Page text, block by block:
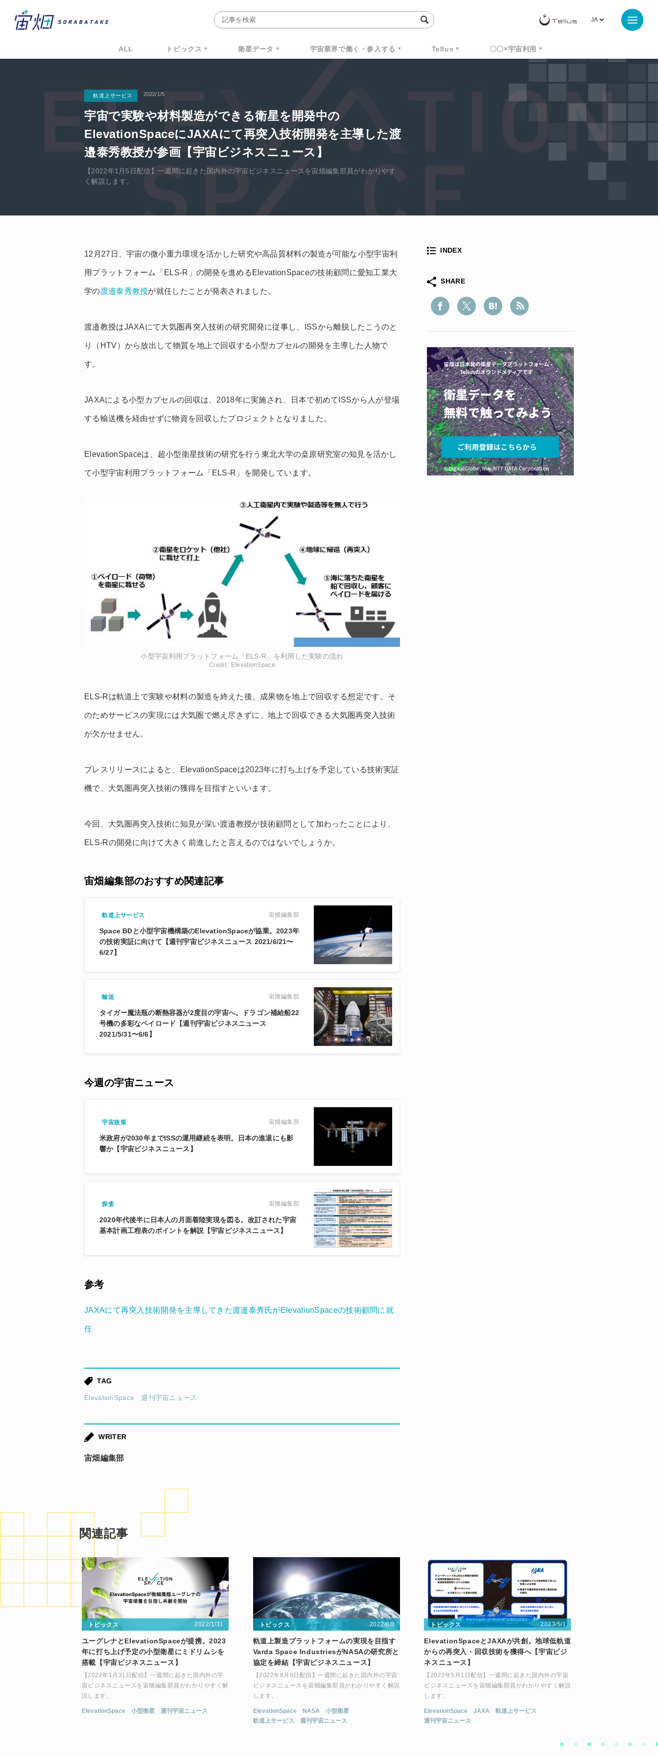
ALL トピックス 衛星データ 宇宙業界で働く・参入する Tellus 〇〇×宇宙利用
軌道上サービス 2022/1/5
宇宙で実験や材料製造ができる衛星を開発中の
ElevationSpaceにJAXAにて再突入技術開発を主導した渡
邉泰秀教授が参画【宇宙ビジネスニュース】
【2022年1月5日配信】一週間に起きた国内外の宇宙ビジネスニュースを宙畑編集部員がわかりやす
く解説します。
12月27日、宇宙の微小重力環境を活かした研究や高品質材料の製造が可能な小型宇宙利
用プラットフォーム「ELS-R」の開発を進めるElevationSpaceの技術顧問に愛知工業大
学の渡邉泰秀教授が就任したことが発表されました。
渡邉教授はJAXAにて大気圏再突入技術の研究開発に従事し、ISSから離脱したこうのと
り（HTV）から放出して物質を地上で回収する小型カプセルの開発を主導した人物で
す。
JAXAによる小型カプセルの回収は、2018年に実施され、日本で初めてISSから人が登場
する輸送機を経由せずに物資を回収したプロジェクトとなりました。
ElevationSpaceは、超小型衛星技術の研究を行う東北大学の桒原研究室の知見を活かし
て小型宇宙利用プラットフォーム「ELS-R」を開発しています。
小型宇宙利用プラットフォーム「ELS-R」を利用した実験の流れ
Credit : ElevationSpace
ELS-Rは軌道上で実験や材料の製造を終えた後、成果物を地上で回収する想定です。そ
のためサービスの実現には大気圏で燃え尽きずに、地上で回収できる大気圏再突入技術
が欠かせません。
プレスリリースによると、ElevationSpaceは2023年に打ち上げを予定している技術実証
機で、大気圏再突入技術の獲得を目指すといいます。
今回、大気圏再突入技術に知見が深い渡邉教授が技術顧問として加わったことにより、
ELS-Rの開発に向けて大きく前進したと言えるのではないでしょうか。
宙畑編集部のおすすめ関連記事
軌道上サービス 宙畑編集部
Space BDと小型宇宙機構築のElevationSpaceが協業。2023年
の技術実証に向けて【週刊宇宙ビジネスニュース 2021/6/21〜
6/27】
輸送 宙畑編集部
タイガー魔法瓶の断熱容器が2度目の宇宙へ。ドラゴン補給船22
号機の多彩なペイロード【週刊宇宙ビジネスニュース
2021/5/31〜6/6】
今週の宇宙ニュース
宇宙政策 宙畑編集部
米政府が2030年までISSの運用継続を表明。日本の進退にも影
響か【宇宙ビジネスニュース】
探査 宙畑編集部
2020年代後半に日本人の月面着陸実現を図る。改訂された宇宙
基本計画工程表のポイントを解説【宇宙ビジネスニュース】
参考
JAXAにて再突入技術開発を主導してきた渡邉泰秀氏がElevationSpaceの技術顧問に就
任
TAG
ElevationSpace 週刊宇宙ニュース
WRITER
宙畑編集部
INDEX
SHARE
関連記事
トピックス 2022/1/31
ユーグレナとElevationSpaceが提携。2023
年に打ち上げ予定の小型衛星にミドリムシを
搭載【宇宙ビジネスニュース】
【2022年1月31日配信】一週間に起きた国内外の宇
宙ビジネスニュースを宙畑編集部員がわかりやすく解
説します。
ElevationSpace 小型衛星 週刊宇宙ニュース
トピックス 2022/8/8
軌道上製造プラットフォームの実現を目指す
Varda Space IndustriesがNASAの研究所と
協定を締結【宇宙ビジネスニュース】
【2022年8月8日配信】一週間に起きた国内外の宇宙
ビジネスニュースを宙畑編集部員がわかりやすく解説
します。
ElevationSpace NASA
小型衛星
軌道上サービス
週刊宇宙ニュース
トピックス 2023/5/1
ElevationSpaceとJAXAが共創。地球低軌道
からの再突入・回収技術を獲得へ【宇宙ビジ
ネスニュース】
【2023年5月1日配信】一週間に起きた国内外の宇宙
ビジネスニュースを宙畑編集部員がわかりやすく解説
します。
ElevationSpace JAXA
軌道上サービス
週刊宇宙ニュース